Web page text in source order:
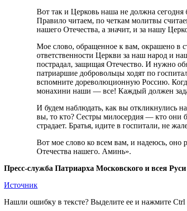
Вот так и Церковь наша не должна сегодня
Правило читаем, по четкам молитвы
нашего Отечества, а значит, и за нашу
Мое слово, обращенное к вам, окрашено в
ответственности Церкви за наш народ и
пострадал, защищая Отечество. И нужно
патриаршие добровольцы ходят по
вспомните дореволюционную Россию.
монахини наши — все! Каждый должен
И будем наблюдать, как вы откликнулись
вы, то кто? Сестры милосердия — кто они
страдает. Братья, идите в госпитали, не
Вот мое слово ко всем вам, и надеюсь, оно
Отечества нашего. Аминь».
Пресс-служба Патриарха Московского и всея Руси
Источник
Нашли ошибку в тексте? Выделите ее и нажмите Ctrl